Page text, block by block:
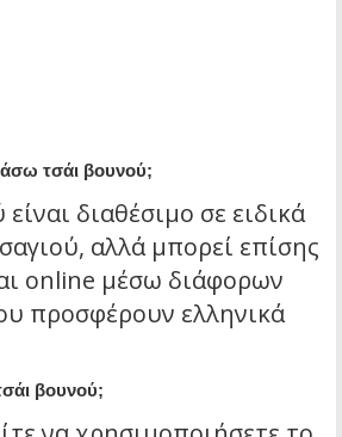
τσάι βουνού;
διαθέσιμο σε ειδικά
αλλά μπορεί επίσης
online μέσω διάφορων
προσφέρουν ελληνικά
βουνού;